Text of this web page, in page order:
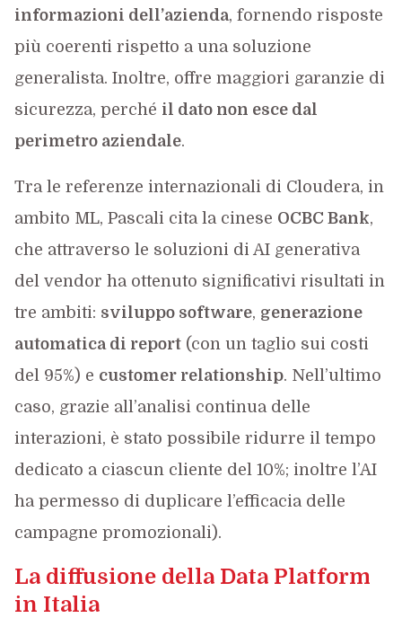
informazioni dell’azienda, fornendo risposte
più coerenti rispetto a una soluzione
generalista. Inoltre, offre maggiori garanzie di
sicurezza, perché il dato non esce dal
perimetro aziendale.
Tra le referenze internazionali di Cloudera, in
ambito ML, Pascali cita la cinese OCBC Bank,
che attraverso le soluzioni di AI generativa
del vendor ha ottenuto significativi risultati in
tre ambiti: sviluppo software, generazione
automatica di report(con un taglio sui costi
del 95%) e customer relationship. Nell’ultimo
caso, grazie all’analisi continua delle
interazioni, è stato possibile ridurre il tempo
dedicato a ciascun cliente del 10%; inoltre l’AI
ha permesso di duplicare l’efficacia delle
campagne promozionali).
La diffusione della Data Platform
in Italia